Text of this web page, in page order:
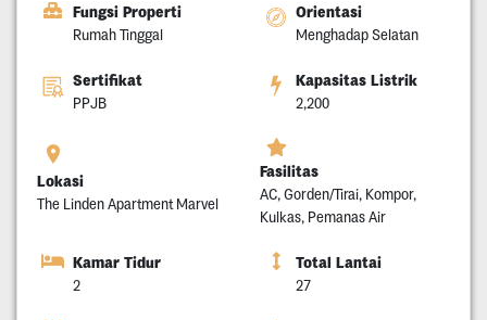
Fungsi Properti
Rumah Tinggal
Orientasi
Menghadap Selatan
Sertifikat
PPJB
Kapasitas Listrik
2,200
Lokasi
The Linden Apartment Marvel
Fasilitas
AC, Gorden/Tirai, Kompor,
Kulkas, Pemanas Air
Kamar Tidur
2
Total Lantai
27